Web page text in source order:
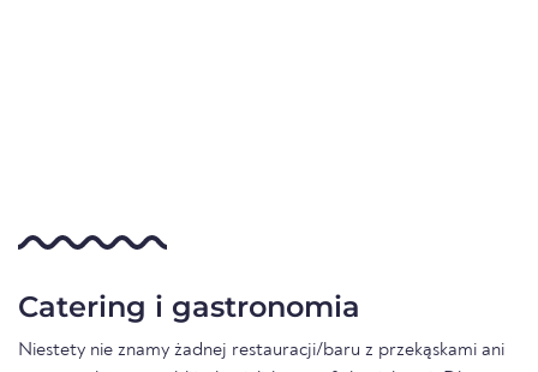
Catering i gastronomia
Niestety nie znamy żadnej restauracji/baru z przekąskami ani